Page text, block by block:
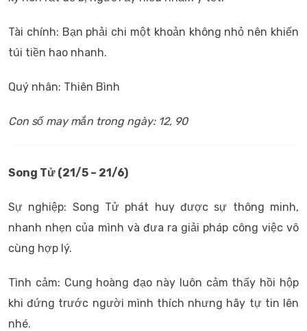
Tài chính: Bạn phải chi một khoản không nhỏ nên khiến
túi tiền hao nhanh.
Quý nhân: Thiên Bình
Con số may mắn trong ngày: 12, 90
Song Tử (21/5 – 21/6)
Sự nghiệp: Song Tử phát huy được sự thông minh,
nhanh nhẹn của mình và đưa ra giải pháp công việc vô
cùng hợp lý.
Tình cảm: Cung hoàng đạo này luôn cảm thấy hồi hộp
khi đứng trước người mình thích nhưng hãy tự tin lên
nhé.